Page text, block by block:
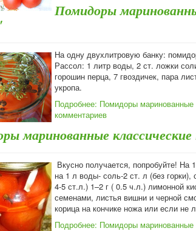
Помидоры
На одну двухлитровую банку:
Рассол: 1 литр воды, 2 ст. ложки
горошин перца, 7 гвоздичек, пара
укропа.
Подробнее: Помидоры маринованные
комментариев
маринованные классические
Вкусно получается, попробуйте! На
на 1 л воды- соль-2 ст. л (без
4-5 ст.л.) 1–2 г ( 0.5 ч.л.) лимонной
семенами, листья вишни и черной
корица на кончике ножа или если не
Подробнее: Помидоры маринованные